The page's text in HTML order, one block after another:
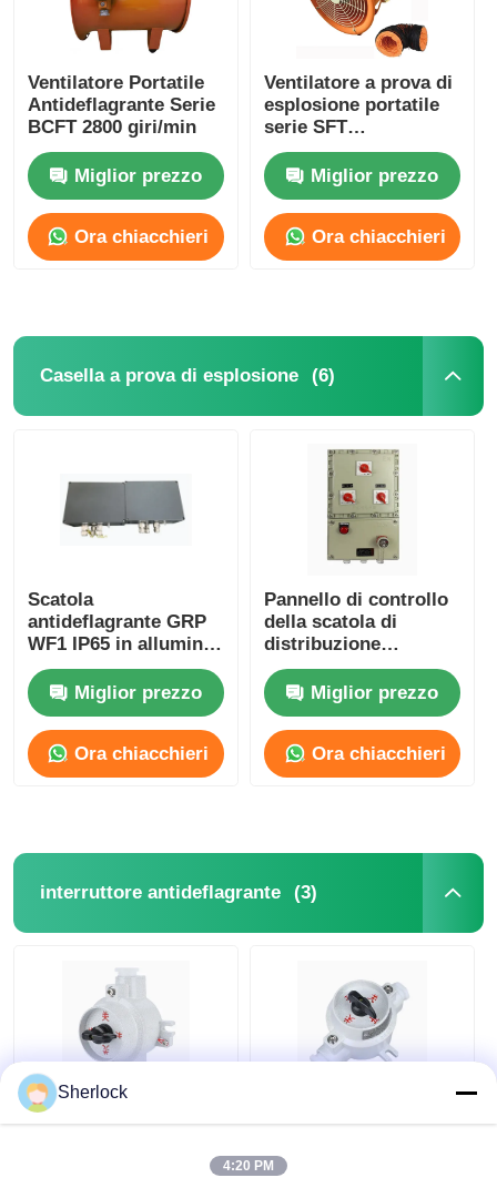
Illuminazione protetta contro le esplosioni
Luce protetta contro le esplosioni dell'allarme
ventilatore antideflagrante
Casella a prova di esplosione
spina ed incavo protetti contro le esplosioni
Ventilatore Portatile
Antideflagrante Serie
BCFT 2800 giri/min
Miglior prezzo
Ora chiacchieri
Ventilatore a prova di
esplosione portatile
serie SFT
personalizzato 1500-
10000m3/HMiglior prezzo
Ora chiacchieri
Casella a prova di esplosione (6)
Scatola
antideflagrante GRP
WF1 IP65 in alluminio
pressofuso
Miglior prezzo
Ora chiacchieri
Pannello di controllo
della scatola di
distribuzione
antideflagrante IP65
resistente alla
corrosione
Miglior prezzo
Ora chiacchieri
interruttore antideflagrante (3)
Interruttore rotativo
alluminio pressofuso
antipolvere 220V 380V
Controllo
Illuminazione
Sherlock
4:20 PM